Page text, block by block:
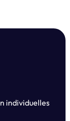
individuelles